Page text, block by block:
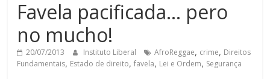
parte
mais
importante
da
Favela pacificada… pero
no mucho!
20/07/2013 Instituto Liberal AfroReggae, crime, Direitos
Fundamentais, Estado de direito,favela, Lei e Ordem, Segurança